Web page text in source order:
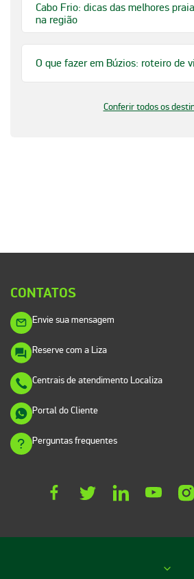
Cabo Frio: dicas das melhores
na região
O que fazer em Búzios: roteiro de
Conferir todos os
CONTATOS
Envie sua mensagem
Reserve com a Liza
Centrais de atendimento Localiza
Portal do Cliente
Perguntas frequentes